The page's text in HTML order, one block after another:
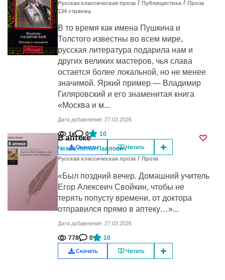
Русская классическая проза / Публицистика / Проза
134 cтраниц
В то время как имена Пушкина и
Толстого известны во всем мире,
русская литература подарила нам и
других великих мастеров, чья слава
остается более локальной, но не менее
значимой. Яркий пример — Владимир
Гиляровский и его знаменитая книга
«Москва и м...
Дата добавления: 27.03.2026
1к 0 10
Скачать Читать
В аптеке
Чехов Антон Павлович
Русская классическая проза / Проза
«Был поздний вечер. Домашний учитель
Егор Алексеич Свойкин, чтобы не
терять попусту времени, от доктора
отправился прямо в аптеку…»...
Дата добавления: 27.03.2026
778 0 10
Скачать Читать